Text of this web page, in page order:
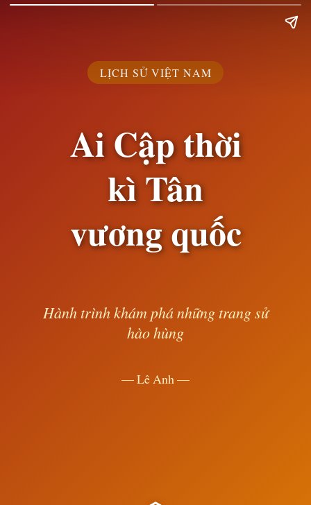
LỊCH SỬ VIỆT NAM
Ai Cập thời
kì Tân
vương quốc
Hành trình khám phá những trang sử
hào hùng
— Lê Anh —